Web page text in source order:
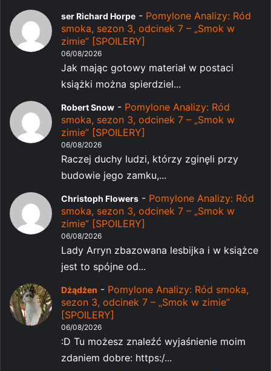
ser Richard Horpe - Pomylone Analizy: Ród
smoka, sezon 3, odcinek 7 – „Smok w
zimie” [SPOILERY]
06/08/2026
Jak mając gotowy materiał w postaci
książki można spierdziel...
Robert Snow - Pomylone Analizy: Ród
smoka, sezon 3, odcinek 7 – „Smok w
zimie” [SPOILERY]
06/08/2026
Raczej duchy ludzi, którzy zginęli przy
budowie jego zamku,...
Christoph Flowers - Pomylone Analizy: Ród
smoka, sezon 3, odcinek 7 – „Smok w
zimie” [SPOILERY]
06/08/2026
Lady Arryn zbazowana lesbijka i w książce
jest to spójne od...
Dżądżen - Pomylone Analizy: Ród smoka,
sezon 3, odcinek 7 – „Smok w zimie”
[SPOILERY]
06/08/2026
:D Tu możesz znaleźć wyjaśnienie moim
zdaniem dobre: https:/...